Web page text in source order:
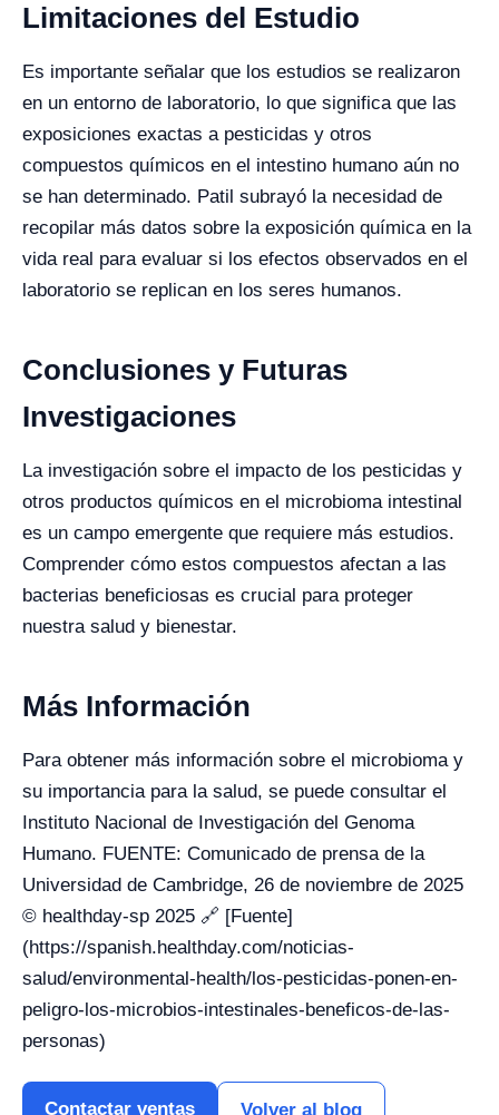
Limitaciones del Estudio
Es importante señalar que los estudios se realizaron
en un entorno de laboratorio, lo que significa que las
exposiciones exactas a pesticidas y otros
compuestos químicos en el intestino humano aún no
se han determinado. Patil subrayó la necesidad de
recopilar más datos sobre la exposición química en la
vida real para evaluar si los efectos observados en el
laboratorio se replican en los seres humanos.
Conclusiones y Futuras
Investigaciones
La investigación sobre el impacto de los pesticidas y
otros productos químicos en el microbioma intestinal
es un campo emergente que requiere más estudios.
Comprender cómo estos compuestos afectan a las
bacterias beneficiosas es crucial para proteger
nuestra salud y bienestar.
Más Información
Para obtener más información sobre el microbioma y
su importancia para la salud, se puede consultar el
Instituto Nacional de Investigación del Genoma
Humano. FUENTE: Comunicado de prensa de la
Universidad de Cambridge, 26 de noviembre de 2025
© healthday-sp 2025 🔗 [Fuente]
(https://spanish.healthday.com/noticias-
salud/environmental-health/los-pesticidas-ponen-en-
peligro-los-microbios-intestinales-beneficos-de-las-
personas)
Contactar ventas Volver al blog